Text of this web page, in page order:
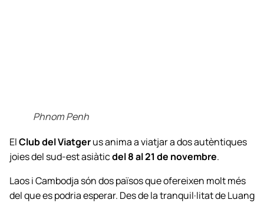
Phnom Penh
ElClub del Viatgerus anima a viatjar a dos autèntiques
joies del sud-est asiàticdel 8 al 21 de novembre.
Laos i Cambodja són dos països que ofereixen molt més
del que es podria esperar. Des de la tranquil·litat de Luang